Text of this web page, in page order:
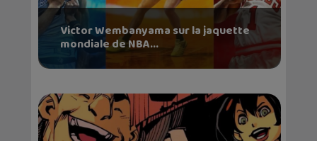
Victor Wembanyama sur la jaquette
mondiale de NBA...